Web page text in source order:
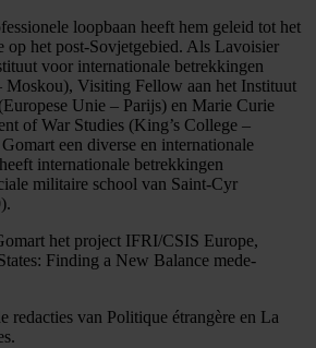
loopbaan heeft hem geleid tot het
op het post-Sovjetgebied. Als Lavoisier
voor internationale betrekkingen
Visiting Fellow aan het Instituut
Unie – Parijs) en Marie Curie
of War Studies (King’s College –
een diverse en internationale
internationale betrekkingen
militaire school van Saint-Cyr
het project IFRI/CSIS Europe,
Finding a New Balance mede-
redacties van Politique étrangère en La